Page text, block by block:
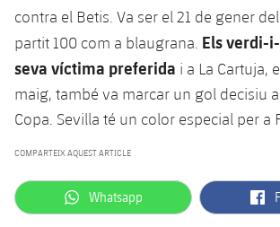
Agenda
Calendari
Resultats
Jugadors
Calendari
Classificació
plusicon
més
Notícies
Hockey Herba Masculí
Patinatge artístic
plusicon
més
Actualitat
Plantilla
Agenda
Escola de Patinatge
Rugby
plusicon
més
Actualitat
Voleibol
plusicon
més
contra el Betis. Va ser el 21 de gener
partit 100 com a blaugrana. Els verdi-
seva víctima preferida i a La Cartuja,
maig, també va marcar un gol decisiu
Copa. Sevilla té un color especial per a
COMPARTEIX AQUEST ARTICLE
label.aria.whatsapp
Whatsapp